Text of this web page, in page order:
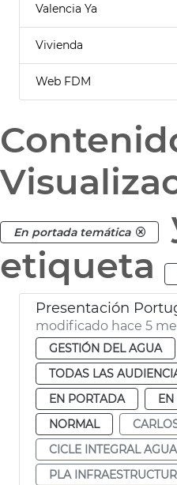
Valencia Ya
Vivienda
Web FDM
En portada temática
etiqueta
modificado hace 5
GESTIÓN DEL AGUA
TODAS LAS
EN PORTADA
NORMAL
CICLE INTEGRAL AGUA
PLA